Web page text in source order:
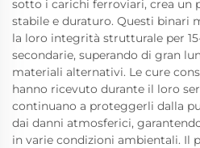
sotto i carichi ferroviari, crea
stabile e duraturo. Questi binari
la loro integrità strutturale per
secondarie, superando di gran
materiali alternativi. Le cure
hanno ricevuto durante il loro
continuano a proteggerli dalla
dai danni atmosferici,
in varie condizioni ambientali. Il